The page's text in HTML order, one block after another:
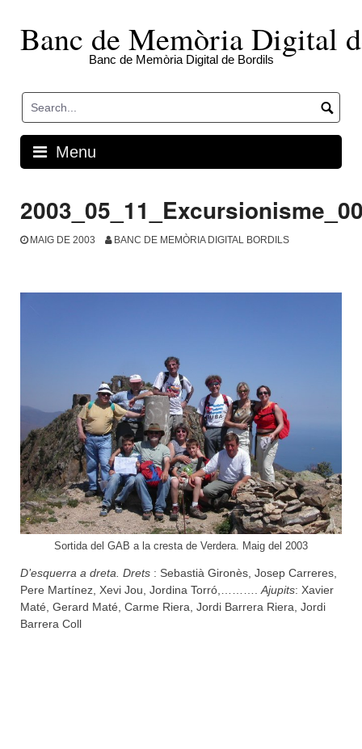
contentBanc de Memòria Digital
Banc de Memòria Digital de Bordils
Menu
MAIG DE 2003 BANC DE MEMÒRIA DIGITAL BORDILS
Sortida del GAB a la cresta de Verdera. Maig del 2003
D’esquerra a dreta. Drets : Sebastià Gironès, Josep Carreres,
Pere Martínez, Xevi Jou, Jordina Torró,………. Ajupits: Xavier
Maté, Gerard Maté, Carme Riera, Jordi Barrera Riera, Jordi
Barrera Coll